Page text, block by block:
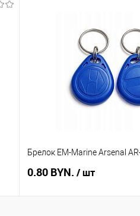
Брелок EM-Marine Arsenal
0.80 BYN. / шт